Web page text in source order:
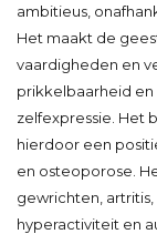
ambitieus,
Het maakt de
vaardigheden en
prikkelbaarheid
zelfexpressie. Het
hierdoor een
en osteoporose.
gewrichten,
hyperactiviteit en